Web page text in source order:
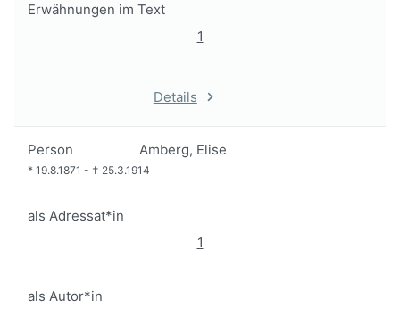
Erwähnungen im Text
1
Details
Person Amberg, Elise
* 19.8.1871 - † 25.3.1914
als Adressat*in
1
als Autor*in